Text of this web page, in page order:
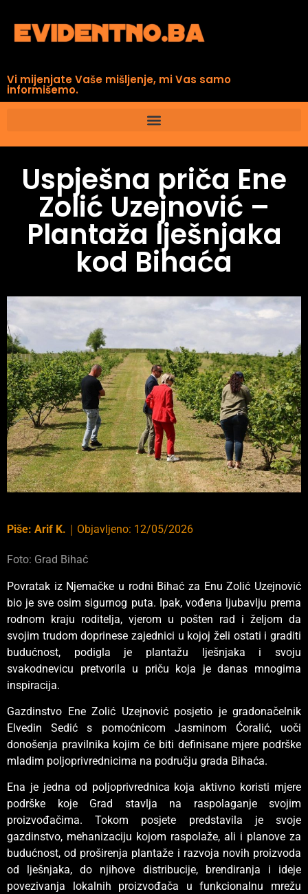
Vi mijenjate Vaše mišljenje, mi Vas samo
informišemo.
Uspješna priča Ene
Zolić Uzejnović –
Plantaža lješnjaka
kod Bihaća
Piše: Arif K. Objavljeno: 12/05/2026
Foto: Grad Bihać
Povratak iz Njemačke u rodni Bihać za Enu Zolić Uzejnović
bio je sve osim sigurnog puta. Ipak, vođena ljubavlju prema
rodnom kraju roditelja, vjerom u pošten rad i željom da
svojim trudom doprinese zajednici u kojoj želi ostati i graditi
budućnost, podigla je plantažu lješnjaka i svoju
svakodnevicu pretvorila u priču koja je danas mnogima
inspiracija.
Gazdinstvo Ene Zolić Uzejnović posjetio je gradonačelnik
Elvedin Sedić s pomoćnicom Jasminom Ćoralić, uoči
donošenja pravilnika kojim će biti definisane mjere podrške
mladim poljoprivrednicima na području grada Bihaća.
Ena je jedna od poljoprivrednica koja aktivno koristi mjere
podrške koje Grad stavlja na raspolaganje svojim
proizvođačima. Tokom posjete predstavila je svoje
gazdinstvo, mehanizaciju kojom raspolaže, ali i planove za
budućnost, od proširenja plantaže i razvoja novih proizvoda
od lješnjaka, do njihove distribucije, brendiranja i ideje
povezivanja lokalnih proizvođača u funkcionalnu mrežu